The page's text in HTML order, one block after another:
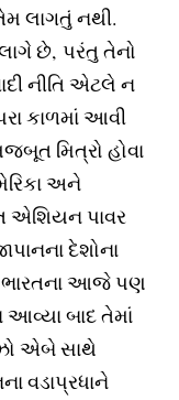
લાગતું નથી.
લાગે છે, પરંતુ તેનો
નીતિ એટલે ન
કાળમાં આવી
મિત્રો હોવા
અને
પાવર
દેશોના
ભારતના આજે પણ
આવ્યા બાદ તેમાં
એબે સાથે
વડાપ્રધાને